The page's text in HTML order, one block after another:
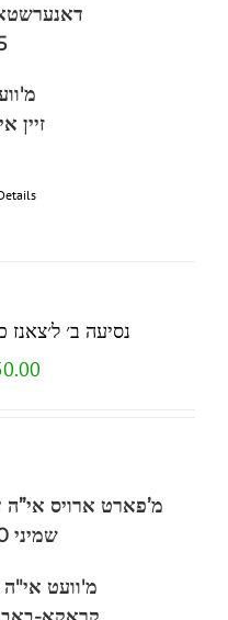
זיין
נסיעה ב׳
מ’פארט ארויס אי”ה
שמיני 6:00 פארנאכט
מ'וועט אי"ה